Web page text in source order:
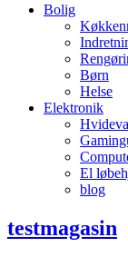
Bolig
Børn
Helse
Elektronik
El
blog
testmagasin